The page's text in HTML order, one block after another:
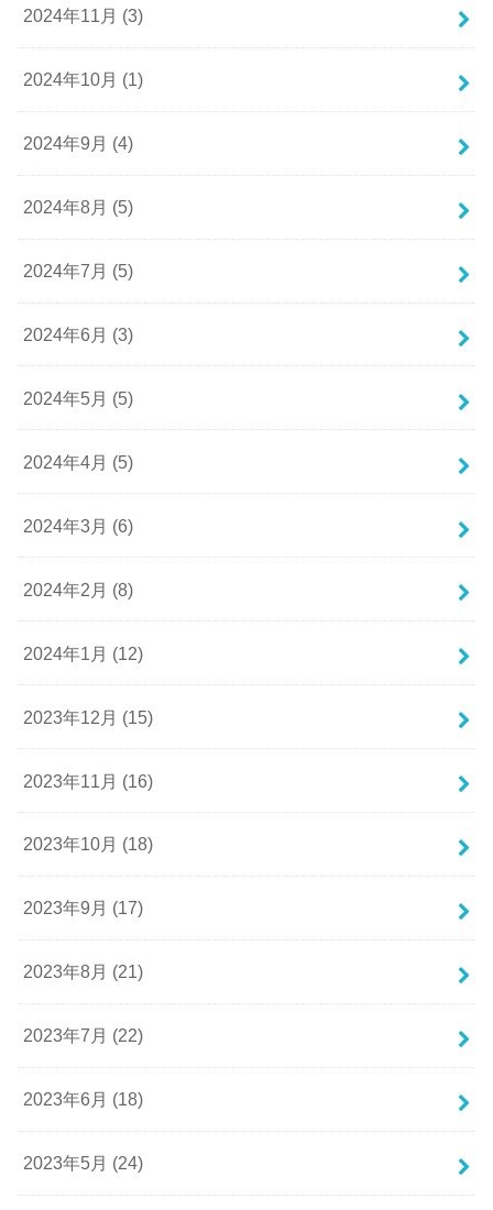
2024年11月 (3)
2024年10月 (1)
2024年9月 (4)
2024年8月 (5)
2024年7月 (5)
2024年6月 (3)
2024年5月 (5)
2024年4月 (5)
2024年3月 (6)
2024年2月 (8)
2024年1月 (12)
2023年12月 (15)
2023年11月 (16)
2023年10月 (18)
2023年9月 (17)
2023年8月 (21)
2023年7月 (22)
2023年6月 (18)
2023年5月 (24)